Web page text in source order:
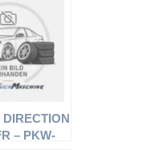
– PKW-